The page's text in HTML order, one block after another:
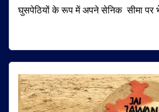
घुसपेठियों के रूप में अपने सेनिक सीमा